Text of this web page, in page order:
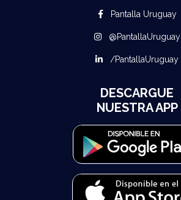
Pantalla Uruguay
@PantallaUruguay
/PantallaUruguay
DESCARGUE
NUESTRA APP